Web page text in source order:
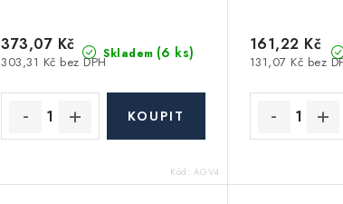
Skladem (6 ks)
303,31 Kč bez DPH
373,07 Kč
Kód: AGV4
131,07 Kč bez
161,22 Kč